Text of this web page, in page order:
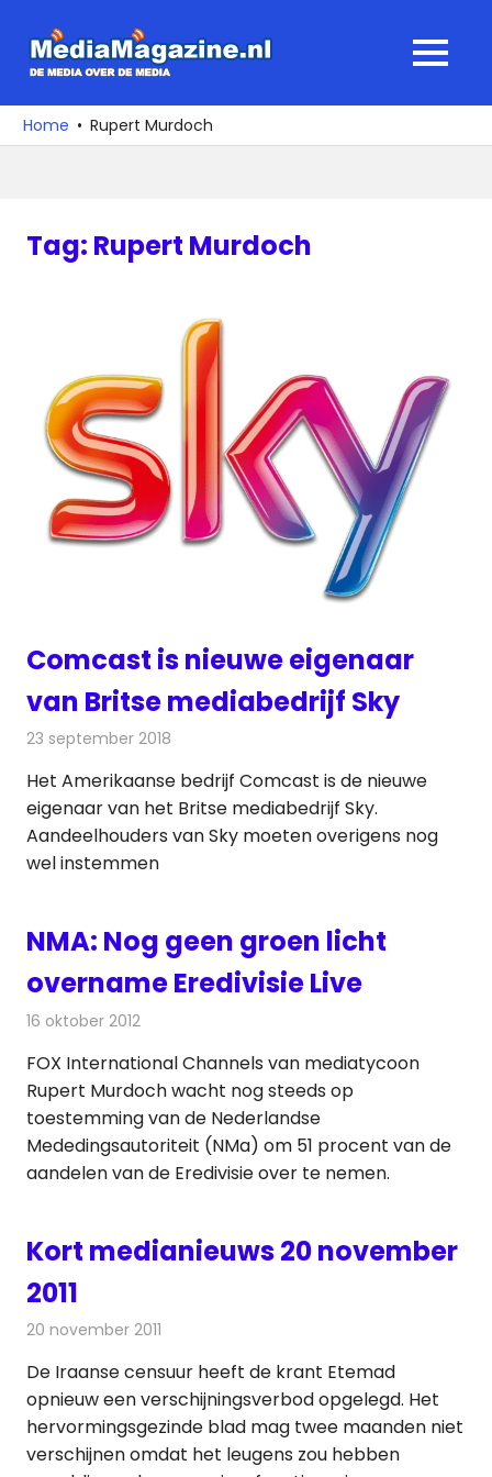
naar
media
over
MENU
Home Rupert Murdoch
Tag: Rupert Murdoch
Comcast is nieuwe eigenaar
van Britse mediabedrijf Sky
23 september 2018
Het Amerikaanse bedrijf Comcast is de nieuwe
eigenaar van het Britse mediabedrijf Sky.
Aandeelhouders van Sky moeten overigens nog
wel instemmen
NMA: Nog geen groen licht
overname Eredivisie Live
16 oktober 2012
FOX International Channels van mediatycoon
Rupert Murdoch wacht nog steeds op
toestemming van de Nederlandse
Mededingsautoriteit (NMa) om 51 procent van de
aandelen van de Eredivisie over te nemen.
Kort medianieuws 20 november
2011
20 november 2011
De Iraanse censuur heeft de krant Etemad
opnieuw een verschijningsverbod opgelegd. Het
hervormingsgezinde blad mag twee maanden niet
verschijnen omdat het leugens zou hebben